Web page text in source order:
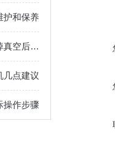
护和保养
食品在使用真空包装机抽掉真空后的优势有哪些
几点建议
操作步骤